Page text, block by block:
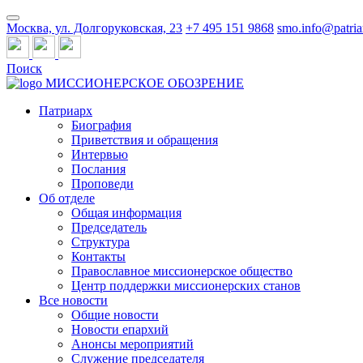
Москва, ул. Долгоруковская, 23 +7 495 151 9868
Поиск
МИССИОНЕРСКОЕ ОБОЗРЕНИЕ
Патриарх
Биография
Приветствия и обращения
Интервью
Послания
Проповеди
Об отделе
Общая информация
Председатель
Структура
Контакты
Православное миссионерское общество
Центр поддержки миссионерских станов
Все новости
Общие новости
Новости епархий
Анонсы мероприятий
Служение председателя